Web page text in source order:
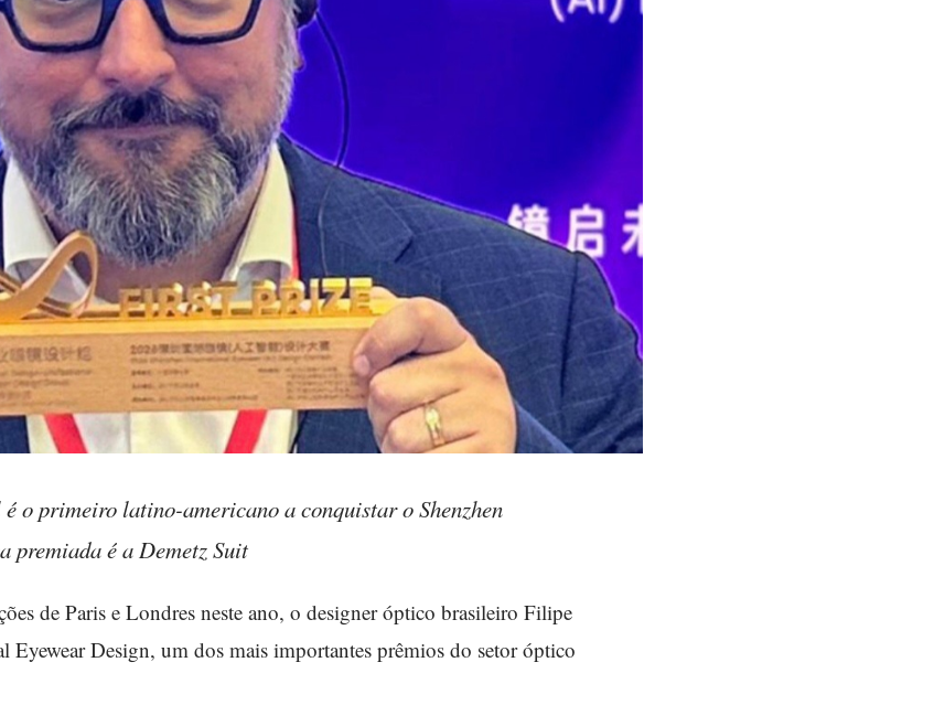
o primeiro latino-americano a conquistar o Shenzhen
premiada é a Demetz Suit
de Paris e Londres neste ano, o designer óptico brasileiro Filipe
Eyewear Design, um dos mais importantes prêmios do setor óptico